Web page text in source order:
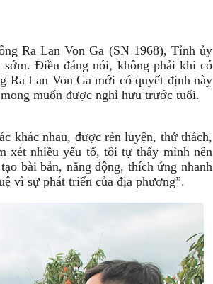
Ra Lan Von Ga (SN 1968), Tỉnh ủy
Điều đáng nói, không phải khi có
Ra Lan Von Ga mới có quyết định này
muốn được nghỉ hưu trước tuổi.
khác nhau, được rèn luyện, thử thách,
xét nhiều yếu tố, tôi tự thấy mình nên
bài bản, năng động, thích ứng nhanh
vì sự phát triển của địa phương”.